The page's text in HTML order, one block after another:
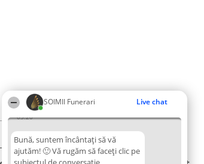
SOIMII Funerari Live chat
03:20
Bună, suntem încântați să vă
ajutăm! 🙂 Vă rugăm să faceți clic pe